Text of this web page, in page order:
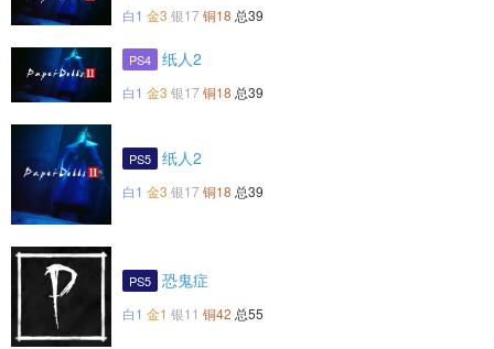
白1 金3 银17 铜18 总39
PS4 纸人2
白1 金3 银17 铜18 总39
PS5 纸人2
白1 金3 银17 铜18 总39
PS5 恐鬼症
白1 金1 银11 铜42 总55